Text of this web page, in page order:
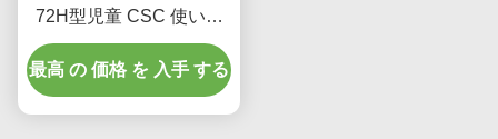
72H型児童 CSC 使い捨
て医療用品
最高 の 価格 を 入手 する